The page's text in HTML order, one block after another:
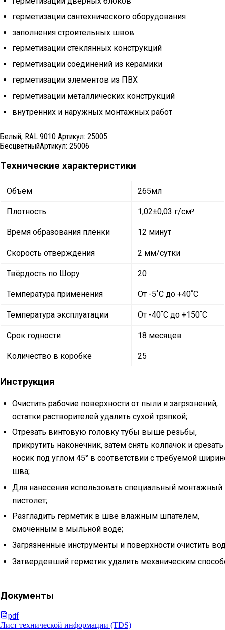
герметизации сантехнического оборудования
заполнения строительных швов
герметизации стеклянных конструкций
герметизации соединений из керамики
герметизации элементов из ПВХ
герметизации металлических конструкций
внутренних и наружных монтажных работ
Белый, RAL 9010 Артикул: 25005
БесцветныйАртикул: 25006
Технические характеристики
Объём 265мл
Плотность 1,02±0,03 г/см³
Время образования плёнки 12 минут
Скорость отверждения 2 мм/сутки
Твёрдость по Шору 20
Температура применения От -5˚C до +40˚C
Температура эксплуатации От -40˚C до +150˚C
Срок годности 18 месяцев
Количество в коробке 25
Инструкция
Очистить рабочие поверхности от пыли и загрязнений,
остатки растворителей удалить сухой тряпкой;
Отрезать винтовую головку тубы выше резьбы,
прикрутить наконечник, затем снять колпачок и срезать
носик под углом 45° в соответствии с требуемой
шва;
Для нанесения использовать специальный монтажный
пистолет;
Разгладить герметик в шве влажным шпателем,
смоченным в мыльной воде;
Загрязненные инструменты и поверхности очистить
Затвердевший герметик удалить механическим
Документы
pdf
Лист технической информации (TDS)